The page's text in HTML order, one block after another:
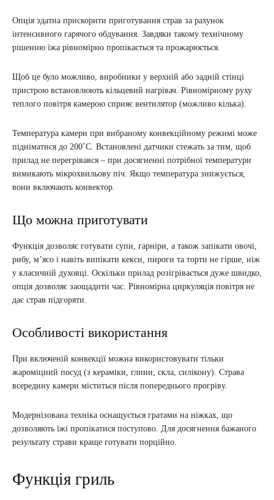
Опція здатна прискорити приготування страв за рахунок
інтенсивного гарячого обдування. Завдяки такому технічному
рішенню їжа рівномірно пропікається та прожарюється.
Щоб це було можливо, виробники у верхній або задній стінці
пристрою встановлюють кільцевий нагрівач. Рівномірному руху
теплого повітря камерою сприяє вентилятор (можливо кілька).
Температура камери при вибраному конвекційному режимі може
підніматися до 200˚С. Встановлені датчики стежать за тим, щоб
прилад не перегрівався – при досягненні потрібної температури
вимикають мікрохвильову піч. Якщо температура знижується,
вони включають конвектор.
Що можна приготувати
Функція дозволяє готувати супи, гарніри, а також запікати овочі,
рибу, м’ясо і навіть випікати кекси, пироги та торти не гірше, ніж
у класичній духовці. Оскільки прилад розігрівається дуже швидко,
опція дозволяє заощадити час. Рівномірна циркуляція повітря не
дає страв підгоряти.
Особливості використання
При включеній конвекції можна використовувати тільки
жароміцний посуд (з кераміки, глини, скла, силікону). Страва
всередину камери міститься після попереднього прогріву.
Модернізована техніка оснащується гратами на ніжках, що
дозволяють їжі пропікатися поступово. Для досягнення бажаного
результату страви краще готувати порційно.
Функція гриль